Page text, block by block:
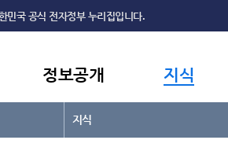
민국 공식 전자정부 누리집입니다.
정보공개 지식
지식